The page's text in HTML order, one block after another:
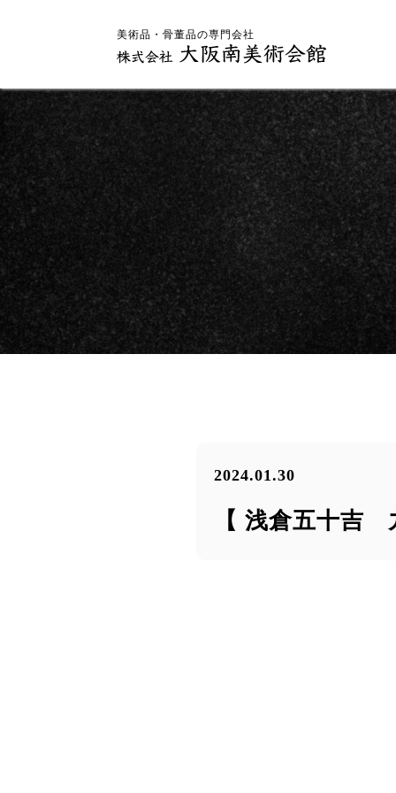
美術品・骨董品の専門会社
2024.01.30
【 浅倉五十